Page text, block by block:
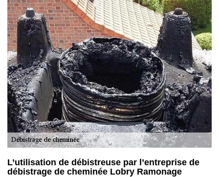
L’utilisation de débistreuse par l’entreprise de
débistrage de cheminée Lobry Ramonage